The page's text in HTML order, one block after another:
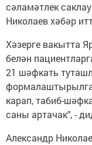
сәламәтлек
Николаев хәбәр
Хәзерге вакытта
белән
21 шәфкать
карап, табиб-
саны артачак", -
Александр